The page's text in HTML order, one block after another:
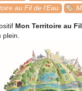
au Fil de l’Eau
Mon Territoire au
plein.